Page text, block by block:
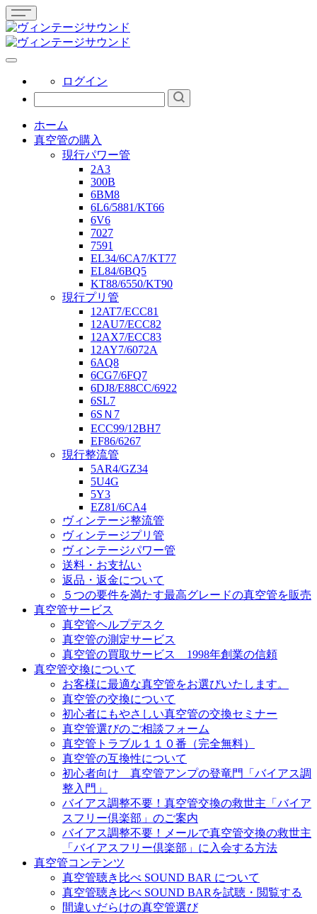
ログイン
ホーム
真空管の購入
現行パワー管
2A3
300B
6BM8
6L6/5881/KT66
6V6
7027
7591
EL34/6CA7/KT77
EL84/6BQ5
KT88/6550/KT90
現行プリ管
12AT7/ECC81
12AU7/ECC82
12AX7/ECC83
12AY7/6072A
6AQ8
6CG7/6FQ7
6DJ8/E88CC/6922
6SL7
6SＮ7
ECC99/12BH7
EF86/6267
現行整流管
5AR4/GZ34
5U4G
5Y3
EZ81/6CA4
ヴィンテージ整流管
ヴィンテージプリ管
ヴィンテージパワー管
送料・お支払い
返品・返金について
５つの要件を満たす最高グレードの真空管を販売
真空管サービス
真空管ヘルプデスク
真空管の測定サービス
真空管の買取サービス 1998年創業の信頼
真空管交換について
お客様に最適な真空管をお選びいたします。
真空管の交換について
初心者にもやさしい真空管の交換セミナー
真空管選びのご相談フォーム
真空管トラブル１１０番（完全無料）
真空管の互換性について
初心者向け 真空管アンプの登竜門「バイアス調
整入門」
バイアス調整不要！真空管交換の救世主「バイア
スフリー倶楽部」のご案内
バイアス調整不要！メールで真空管交換の救世主
「バイアスフリー倶楽部」に入会する方法
真空管コンテンツ
真空管聴き比べ SOUND BAR について
真空管聴き比べ SOUND BARを試聴・閲覧する
間違いだらけの真空管選び